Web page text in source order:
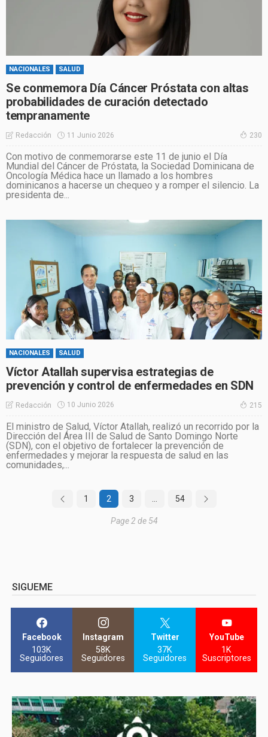
NACIONALES SALUD
Se conmemora Día Cáncer Próstata con altas
probabilidades de curación detectado
tempranamente
Redacción 11 Junio 2026 230
Con motivo de conmemorarse este 11 de junio el Día
Mundial del Cáncer de Próstata, la Sociedad Dominicana de
Oncología Médica hace un llamado a los hombres
dominicanos a hacerse un chequeo y a romper el silencio. La
presidenta de...
NACIONALES SALUD
Víctor Atallah supervisa estrategias de
prevención y control de enfermedades en SDN
Redacción 10 Junio 2026 215
El ministro de Salud, Víctor Atallah, realizó un recorrido por la
Dirección del Área III de Salud de Santo Domingo Norte
(SDN), con el objetivo de fortalecer la prevención de
enfermedades y mejorar la respuesta de salud en las
comunidades,...
1 2 3 54
Page 2 de 54
SIGUEME
Facebook
103K
Seguidores
Instagram
58K
Seguidores
Twitter
37K
Seguidores
YouTube
1K
Suscriptores